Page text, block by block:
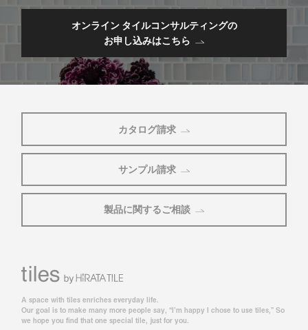
オンライン タイルコンサルティングの
お申し込みはこちら
カタログ請求
サンプル請求
製品に関するご相談
A space with tiles enriches everyday life.
Our goal is to make many more people say, “I’m happy I chose to use tiles,” So
we hope you find that one special tile, just for you.